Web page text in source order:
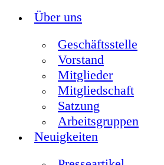
Über uns
Geschäftsstelle
Vorstand
Mitglieder
Mitgliedschaft
Satzung
Arbeitsgruppen
Neuigkeiten